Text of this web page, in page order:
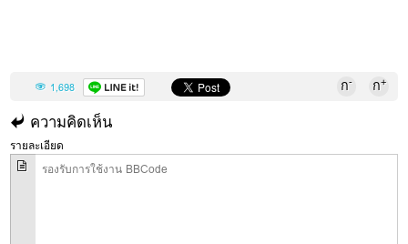
1,698 ก- ก+
ความคิดเห็น
รายละเอียด